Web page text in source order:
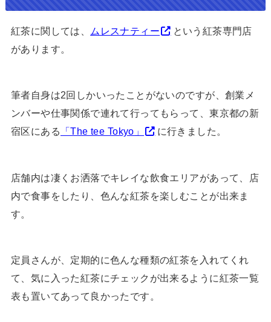
紅茶に関しては、 ムレスナティー
という紅茶専門店
があります。
筆者自身は2回しかいったことがないのですが、創業メ
ンバーや仕事関係で連れて行ってもらって、東京都の新
宿区にある
「The tee Tokyo」 に行きました。
店舗内は凄くお洒落でキレイな飲食エリアがあって、店
内で食事をしたり、色んな紅茶を楽しむことが出来ま
す。
定員さんが、定期的に色んな種類の紅茶を入れてくれ
て、気に入った紅茶にチェックが出来るように紅茶一覧
表も置いてあって良かったです。